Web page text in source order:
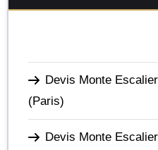
Devis Monte
(Paris)
Devis Monte